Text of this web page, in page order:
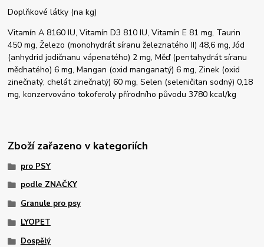
Doplňkové látky (na kg)
Vitamín A 8160 IU, Vitamín D3 810 IU, Vitamín E 81 mg, Taurin
450 mg, Železo (monohydrát síranu železnatého II) 48,6 mg, Jód
(anhydrid jodičnanu vápenatého) 2 mg, Měď (pentahydrát síranu
měďnatého) 6 mg, Mangan (oxid manganatý) 6 mg, Zinek (oxid
zinečnatý; chelát zinečnatý) 60 mg, Selen (seleničitan sodný) 0,18
mg, konzervováno tokoferoly přírodního původu 3780 kcal/kg
Zboží zařazeno v kategoriích
pro PSY
podle ZNAČKY
Granule pro psy
LYOPET
Dospělý